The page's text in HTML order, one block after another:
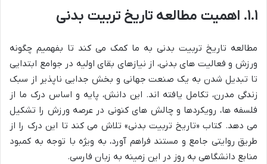
۱.۱. اهمیت مطالعه تاریخ تربیت بدنی
مطالعه تاریخ تربیت بدنی به ما کمک می کند تا بفهمیم چگونه
ورزش و فعالیت های بدنی، از نیازهای بقای اولیه در جوامع ابتدایی
تا تبدیل شدن به یک صنعت جهانی و بخش جدایی ناپذیر از سبک
زندگی مدرن، تکامل یافته اند. این دانش، پایه و اساس درک ما از
فلسفه ها، رویکردها و چالش های کنونی در عرصه ورزش را تشکیل
می دهد. کتاب «تاریخ تربیت بدنی» تلاش می کند تا این درک را از
طریق روایتی جامع و مستند فراهم آورد، به ویژه با توجه به کمبود
منابع دانشگاهی به روز در این زمینه به زبان فارسی.